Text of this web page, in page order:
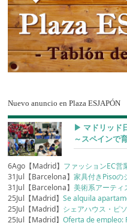
Nuevo anuncio en Plaza ESJAPÓN
▶︎ マドリッド
～スペインで
6Ago【Madrid】 ファッションEC営
31Jul【Barcelona】家具付きPisoの
31Jul【Barcelona】美術系アーティ
25Jul【Madrid】Se alquila
25Jul【Madrid】 シェアハウス・ピ
25Jul【Madrid】Oferta de empleo: